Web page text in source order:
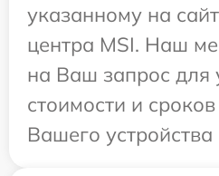
указанному на
центра MSI. Наш
на Ваш запрос для
стоимости и
Вашего устройства